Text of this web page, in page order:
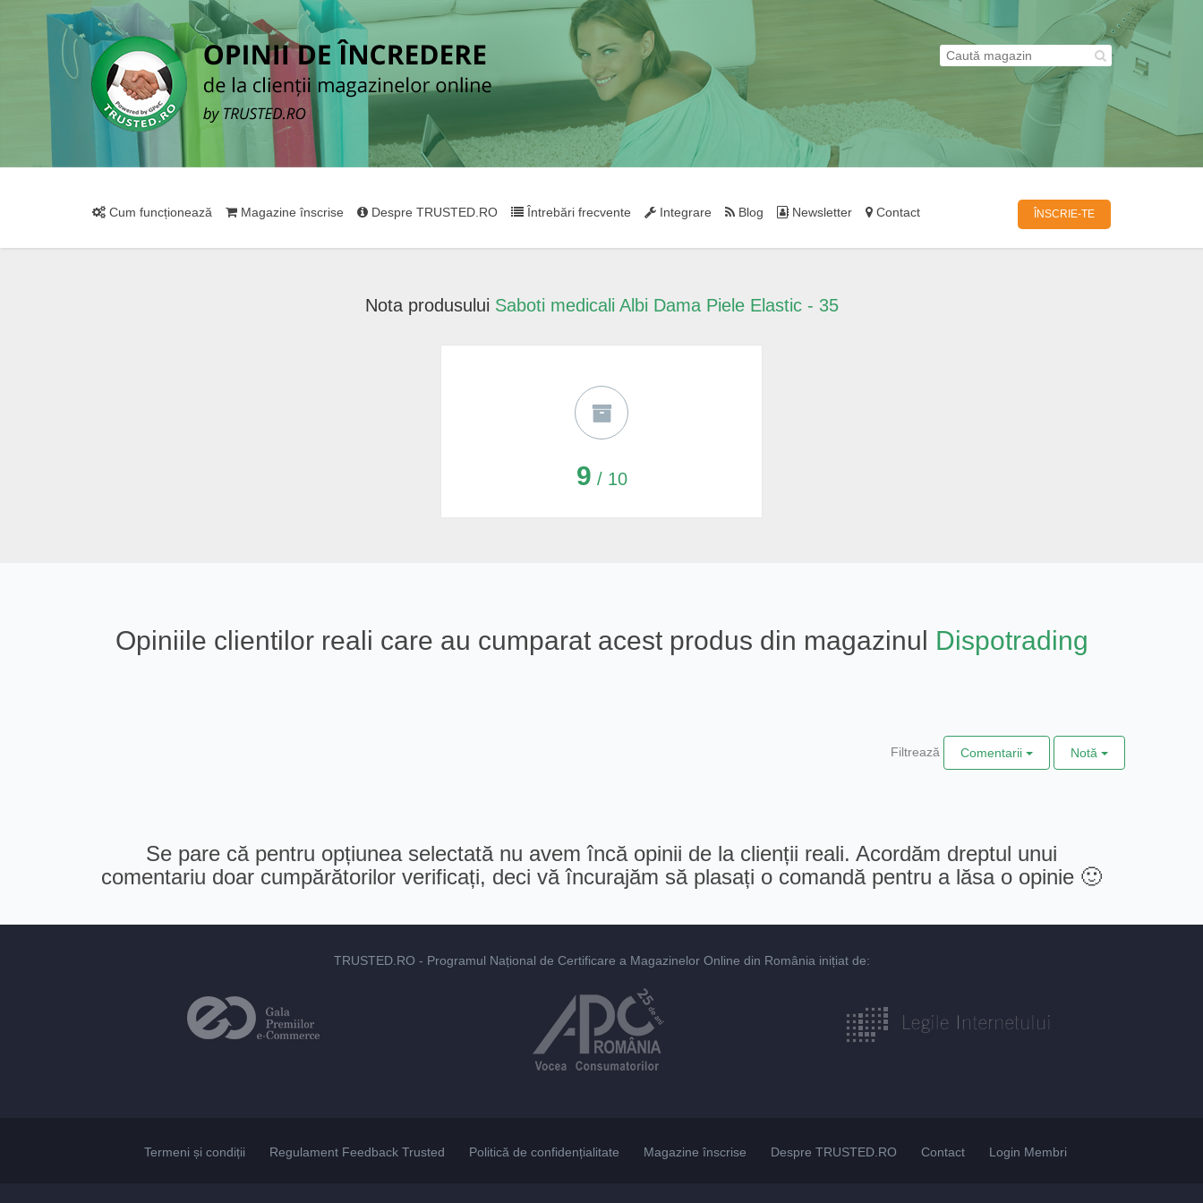
Cum funcționează Magazine înscrise Despre TRUSTED.RO Întrebări frecvente Integrare Blog Newsletter Contact ÎNSCRIE-TE
Nota produsului Saboti medicali Albi Dama Piele Elastic - 35
9 / 10
Opiniile clientilor reali care au cumparat acest produs din magazinul Dispotrading
Filtrează Comentarii Notă
Se pare că pentru opțiunea selectată nu avem încă opinii de la clienții reali. Acordăm dreptul unui
comentariu doar cumpărătorilor verificați, deci vă încurajăm să plasați o comandă pentru a lăsa o opinie 🙂
TRUSTED.RO - Programul Național de Certificare a Magazinelor Online din România inițiat de:
Termeni și condiții Regulament Feedback Trusted Politică de confidențialitate Magazine înscrise Despre TRUSTED.RO Contact Login Membri